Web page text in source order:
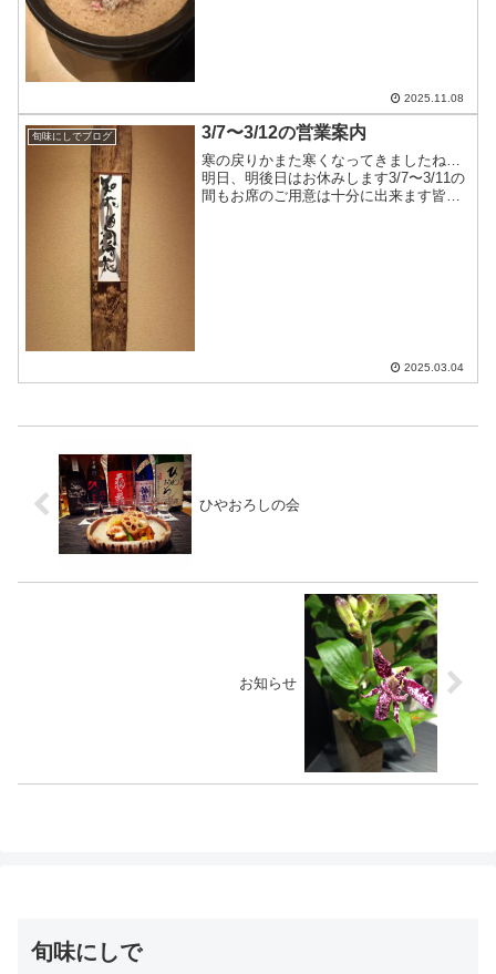
2025.11.08
旬味にしでブログ 3/7〜3/12の営業案内
寒の戻りかまた寒くなってきましたね…
明日、明後日はお休みします3/7〜3/11の
間もお席のご用意は十分に出来ます皆様
2025.03.04
ひやおろしの会
お知らせ
旬味にしで